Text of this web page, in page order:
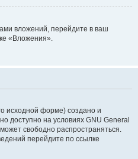
вложений, перейдите в ваш
«Вложения».
исходной форме) создано и
доступно на условиях GNU General
свободно распространяться.
перейдите по ссылке